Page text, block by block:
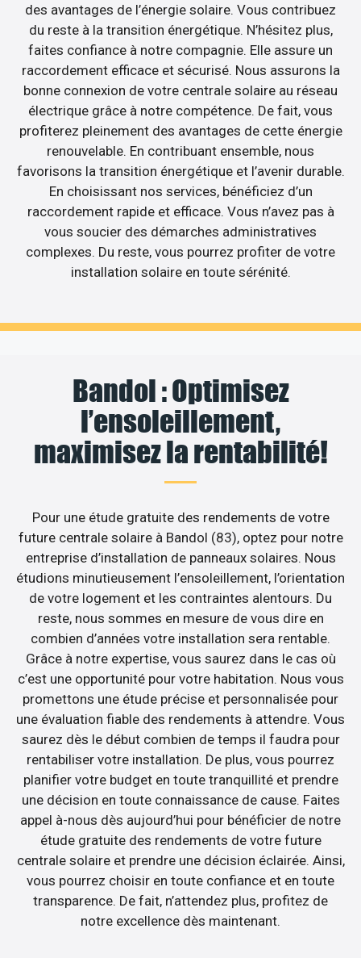
des avantages de l’énergie solaire. Vous contribuez
du reste à la transition énergétique. N’hésitez plus,
faites confiance à notre compagnie. Elle assure un
raccordement efficace et sécurisé. Nous assurons la
bonne connexion de votre centrale solaire au réseau
électrique grâce à notre compétence. De fait, vous
profiterez pleinement des avantages de cette énergie
renouvelable. En contribuant ensemble, nous
favorisons la transition énergétique et l’avenir durable.
En choisissant nos services, bénéficiez d’un
raccordement rapide et efficace. Vous n’avez pas à
vous soucier des démarches administratives
complexes. Du reste, vous pourrez profiter de votre
installation solaire en toute sérénité.
Bandol : Optimisez
l’ensoleillement,
maximisez la rentabilité!
Pour une étude gratuite des rendements de votre
future centrale solaire à Bandol (83), optez pour notre
entreprise d’installation de panneaux solaires. Nous
étudions minutieusement l’ensoleillement, l’orientation
de votre logement et les contraintes alentours. Du
reste, nous sommes en mesure de vous dire en
combien d’années votre installation sera rentable.
Grâce à notre expertise, vous saurez dans le cas où
c’est une opportunité pour votre habitation. Nous vous
promettons une étude précise et personnalisée pour
une évaluation fiable des rendements à attendre. Vous
saurez dès le début combien de temps il faudra pour
rentabiliser votre installation. De plus, vous pourrez
planifier votre budget en toute tranquillité et prendre
une décision en toute connaissance de cause. Faites
appel à-nous dès aujourd’hui pour bénéficier de notre
étude gratuite des rendements de votre future
centrale solaire et prendre une décision éclairée. Ainsi,
vous pourrez choisir en toute confiance et en toute
transparence. De fait, n’attendez plus, profitez de
notre excellence dès maintenant.